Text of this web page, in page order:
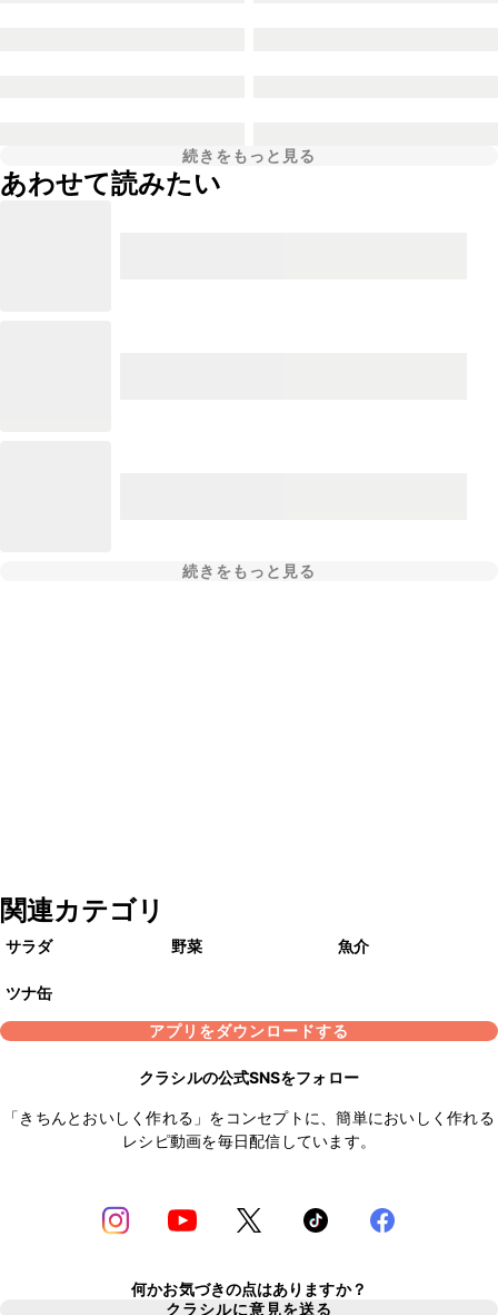
続きをもっと見る
あわせて読みたい
続きをもっと見る
関連カテゴリ
サラダ 野菜 魚介
ツナ缶
アプリをダウンロードする
クラシルの公式SNSをフォロー
「きちんとおいしく作れる」をコンセプトに、簡単においしく作れる
レシピ動画を毎日配信しています。
何かお気づきの点はありますか？
クラシルに意見を送る